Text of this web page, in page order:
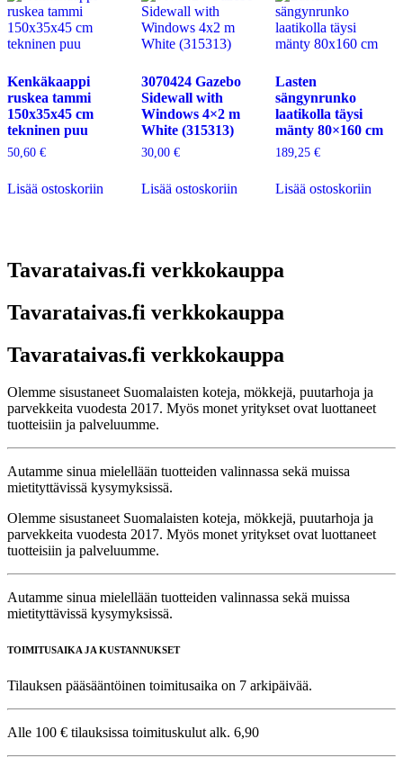
musta
määrä
Kenkäkaappi
ruskea tammi
150x35x45 cm
tekninen puu
50,60 €
Lisää ostoskoriin
3070424 Gazebo
Sidewall with
Windows 4×2 m
White (315313)
30,00€
Lisää ostoskoriin
Lasten
sängynrunko
laatikolla täysi
mänty 80×160 cm
189,25€
Lisää ostoskoriin
Tavarataivas.fi verkkokauppa
Tavarataivas.fi verkkokauppa
Tavarataivas.fi verkkokauppa
Olemme sisustaneet Suomalaisten koteja, mökkejä, puutarhoja ja
parvekkeita vuodesta 2017. Myös monet yritykset ovat luottaneet
tuotteisiin ja palveluumme.
Autamme sinua mielellään tuotteiden valinnassa sekä muissa
mietityttävissä kysymyksissä.
Olemme sisustaneet Suomalaisten koteja, mökkejä, puutarhoja ja
parvekkeita vuodesta 2017. Myös monet yritykset ovat luottaneet
tuotteisiin ja palveluumme.
Autamme sinua mielellään tuotteiden valinnassa sekä muissa
mietityttävissä kysymyksissä.
TOIMITUSAIKA JA KUSTANNUKSET
Tilauksen pääsääntöinen toimitusaika on 7 arkipäivää.
Alle 100 € tilauksissa toimituskulut alk. 6,90